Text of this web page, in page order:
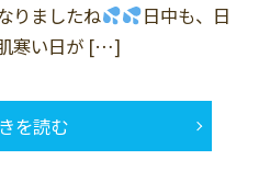
りましたね
日中も、日
寒い日が […]
を読む